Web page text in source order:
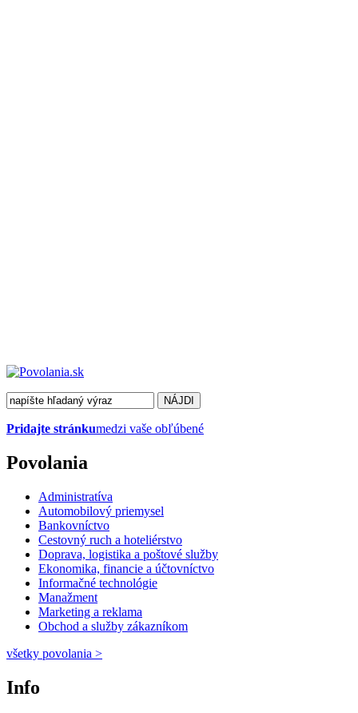
Pridajte stránkumedzi vaše obľúbené
Povolania
Administratíva
Automobilový priemysel
Bankovníctvo
Cestovný ruch a hoteliérstvo
Doprava, logistika a poštové služby
Ekonomika, financie a účtovníctvo
Informačné technológie
Manažment
Marketing a reklama
Obchod a služby zákazníkom
všetky povolania >
Info